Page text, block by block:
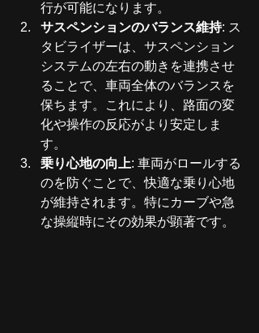
行が可能になります。
サスペンションのバランス維持: ス
タビライザーは、サスペンション
システムの左右の動きを連携させ
ることで、車両全体のバランスを
保ちます。これにより、路面の変
化や操作の反応がより安定しま
す。
乗り心地の向上: 車両がロールする
のを防ぐことで、快適な乗り心地
が維持されます。特にカーブや急
な操縦時にその効果が顕著です。